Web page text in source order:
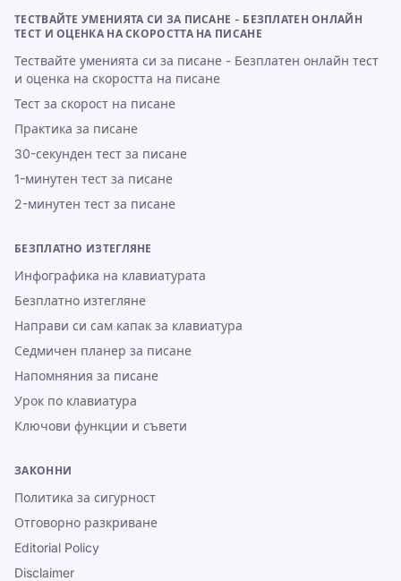
ТЕСТВАЙТЕ УМЕНИЯТА СИ ЗА ПИСАНЕ - БЕЗПЛАТЕН ОНЛАЙН
ТЕСТ И ОЦЕНКА НА СКОРОСТТА НА ПИСАНЕ
Тествайте уменията си за писане - Безплатен онлайн тест
и оценка на скоростта на писане
Тест за скорост на писане
Практика за писане
30-секунден тест за писане
1-минутен тест за писане
2-минутен тест за писане
БЕЗПЛАТНО ИЗТЕГЛЯНЕ
Инфографика на клавиатурата
Безплатно изтегляне
Направи си сам капак за клавиатура
Седмичен планер за писане
Напомняния за писане
Урок по клавиатура
Ключови функции и съвети
ЗАКОННИ
Политика за сигурност
Отговорно разкриване
Editorial Policy
Disclaimer